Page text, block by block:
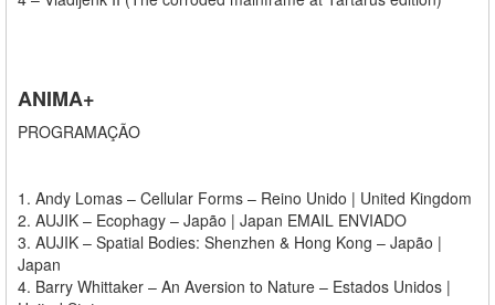
ANIMA+
PROGRAMAÇÃO
1. Andy Lomas – Cellular Forms – Reino Unido | United Kingdom
2. AUJIK – Ecophagy – Japão | Japan EMAIL ENVIADO
3. AUJIK – Spatial Bodies: Shenzhen & Hong Kong – Japão |
Japan
4. Barry Whittaker – An Aversion to Nature – Estados Unidos |